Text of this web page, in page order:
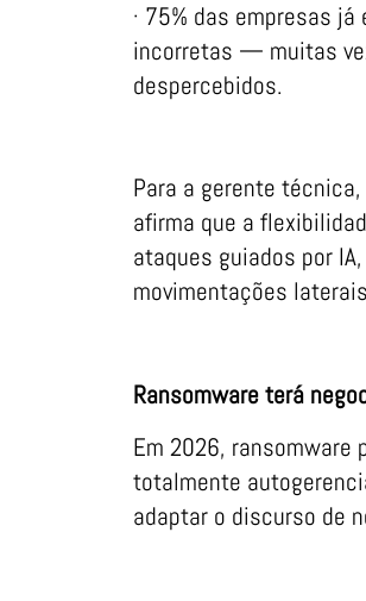
· 75% das empresas
incorretas — muitas
despercebidos.
Para a gerente
afirma que a
ataques guiados por
movimentações
Ransomware terá
Em 2026, ransomware
totalmente
adaptar o discurso de